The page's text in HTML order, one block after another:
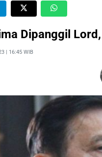
Dipanggil
| 16:45 WIB